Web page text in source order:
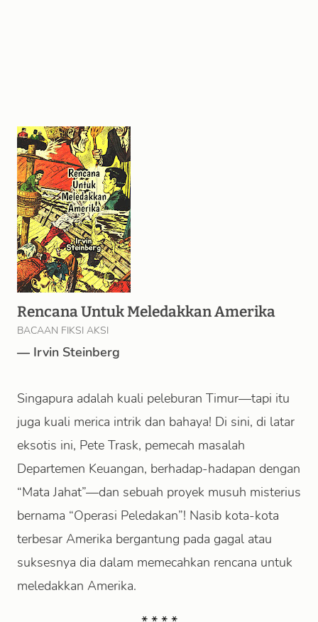
Rencana Untuk Meledakkan Amerika
BACAAN FIKSI AKSI
— Irvin Steinberg
Singapura adalah kuali peleburan Timur—tapi itu
juga kuali merica intrik dan bahaya! Di sini, di latar
eksotis ini, Pete Trask, pemecah masalah
Departemen Keuangan, berhadap-hadapan dengan
“Mata Jahat”—dan sebuah proyek musuh misterius
bernama “Operasi Peledakan”! Nasib kota-kota
terbesar Amerika bergantung pada gagal atau
suksesnya dia dalam memecahkan rencana untuk
meledakkan Amerika.